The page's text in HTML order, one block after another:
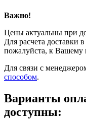
Важно!
Цены актуальны при
Для расчета доставки
пожалуйста, к Вашему
Для связи с
способом.
Варианты
доступны: